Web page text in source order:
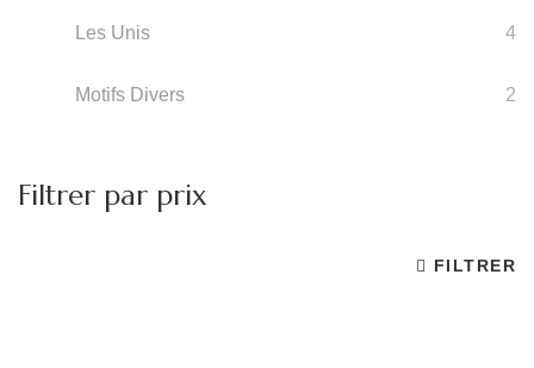
Les Unis 4
Motifs Divers 2
Filtrer par prix
FILTRER